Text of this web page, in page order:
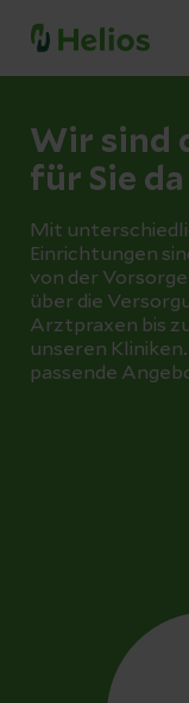
Wir sind
für Sie da
Mit
Einrichtungen
von der
über die
Arztpraxen bis
unseren Kliniken.
passende